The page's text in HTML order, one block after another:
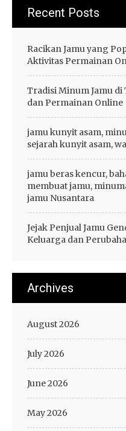
Recent Posts
Racikan Jamu yang
Aktivitas Permainan
Tradisi Minum Jamu
dan Permainan Online
jamu kunyit asam,
sejarah kunyit asam,
jamu beras kencur,
membuat jamu,
jamu Nusantara
Jejak Penjual Jamu
Keluarga dan
Archives
August 2026
July 2026
June 2026
May 2026